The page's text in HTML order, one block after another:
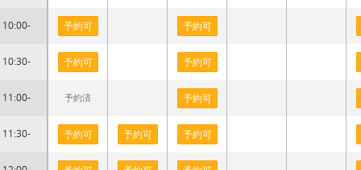
10:00-
10:30-
11:00-
11:30-
予約可
予約可
予約済
予約可 予約可
予約可
予約可
予約可
予約可